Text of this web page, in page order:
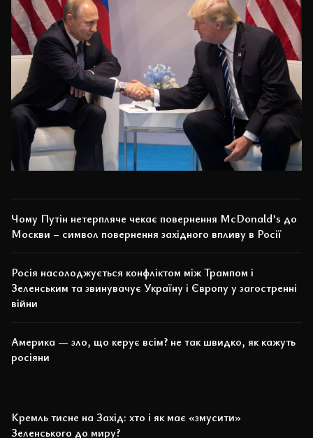
Чому Путін нетерпляче чекає повернення McDonald’s до
Москви – символ повернення західного впливу в Росії
Росія насолоджується конфліктом між Трампом і
Зеленським та звинувачує Україну і Європу у загостренні
війни
Америка — зло, що керує всім? не так швидко, як кажуть
росіяни
Кремль тисне на Захід: хто і як має «змусити»
Зеленського до миру?